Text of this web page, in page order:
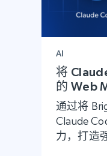
AI
将
的 Web
通过将
Claude
力，打造